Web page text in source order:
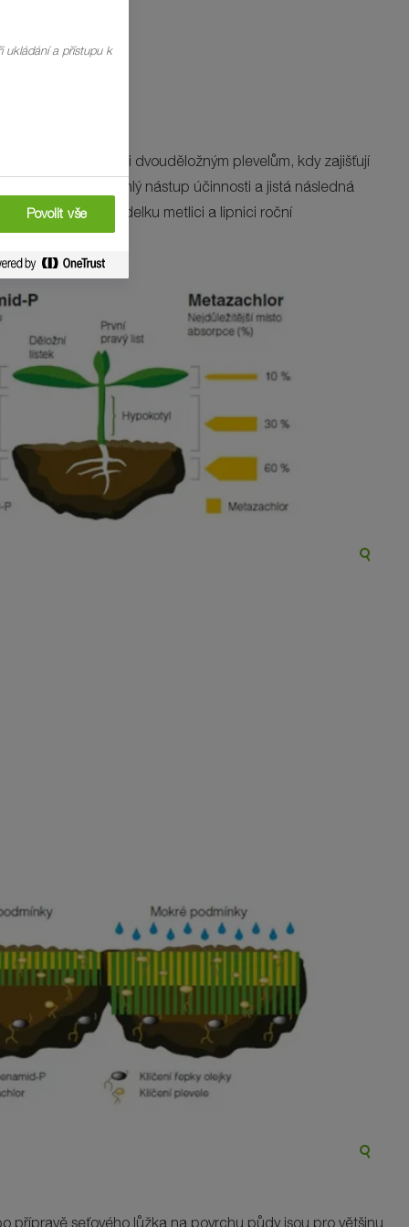
úsilí – v boji proti dvouděložným plevelům, kdy zajišťují
je zaručen rychlý nástup účinnosti a jistá následná
psárku, chundelku metlici a lipnici roční
přípravě seťového lůžka na povrchu půdy jsou pro většinu
ukládání a přístupu k
Povolit vše